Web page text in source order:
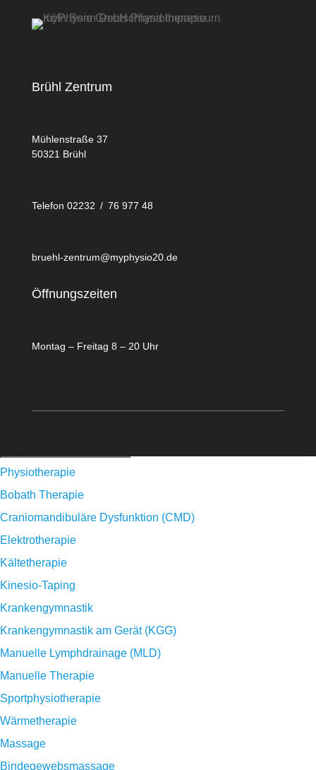
Brühl Zentrum
Mühlenstraße 37
50321 Brühl
Telefon 02232 / 76 977 48
bruehl-zentrum@myphysio20.de
Öffnungszeiten
Montag – Freitag 8 – 20 Uhr
Physiotherapie
Bobath Therapie
Craniomandibuläre Dysfunktion (CMD)
Elektrotherapie
Kältetherapie
Kinesio-Taping
Krankengymnastik
Krankengymnastik am Gerät (KGG)
Manuelle Lymphdrainage (MLD)
Manuelle Therapie
Sportphysiotherapie
Wärmetherapie
Massage
Bindegewebsmassage